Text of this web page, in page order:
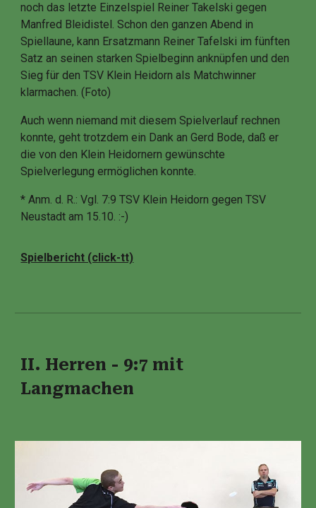
noch das letzte Einzelspiel Reiner Takelski gegen
Manfred Bleidistel. Schon den ganzen Abend in
Spiellaune, kann Ersatzmann Reiner Tafelski im fünften
Satz an seinen starken Spielbeginn anknüpfen und den
Sieg für den TSV Klein Heidorn als Matchwinner
klarmachen. (Foto)
Auch wenn niemand mit diesem Spielverlauf rechnen
konnte, geht trotzdem ein Dank an Gerd Bode, daß er
die von den Klein Heidornern gewünschte
Spielverlegung ermöglichen konnte.
* Anm. d. R.: Vgl. 7:9 TSV Klein Heidorn gegen TSV
Neustadt am 15.10. :-)
Spielbericht (click-tt)
II. Herren - 9:7 mit
Langmachen